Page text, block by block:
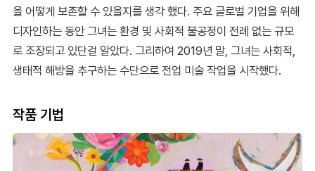
을 어떻게 보존할 수 있을지를 생각 했다. 주요 글로벌 기업을 위해
디자인하는 동안 그녀는 환경 및 사회적 불공정이 전례 없는 규모
로 조장되고 있단걸 알았다. 그리하여 2019년 말, 그녀는 사회적,
생태적 해방을 추구하는 수단으로 전업 미술 작업을 시작했다.
작품 기법